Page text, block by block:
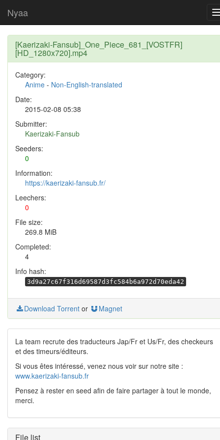
Nyaa
[Kaerizaki-Fansub]_One_Piece_681_[VOSTFR]
[HD_1280x720].mp4
Category:
Anime - Non-English-translated
Date:
2015-02-08 05:38
Submitter:
Kaerizaki-Fansub
Seeders:
0
Information:
https://kaerizaki-fansub.fr/
Leechers:
0
File size:
269.8 MiB
Completed:
4
Info hash:
3d9a27c67f316d69587d3fc584b6a972d70eda42
Download Torrent or Magnet
La team recrute des traducteurs Jap/Fr et Us/Fr, des checkeurs
et des timeurs/éditeurs.
Si vous êtes intéressé, venez nous voir sur notre site :
www.kaerizaki-fansub.fr
Pensez à rester en seed afin de faire partager à tout le monde,
merci.
File list